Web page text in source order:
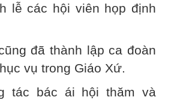
lễ các hội viên họp định
đã thành lập ca đoàn
vụ trong Giáo Xứ.
tác bác ái hội thăm và